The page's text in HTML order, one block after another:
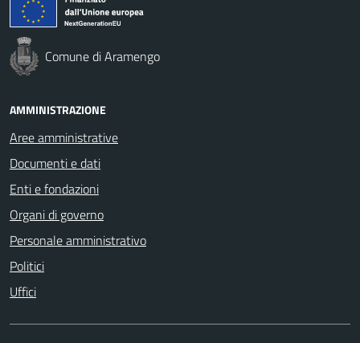
Comune di Aramengo
AMMINISTRAZIONE
Aree amministrative
Documenti e dati
Enti e fondazioni
Organi di governo
Personale amministrativo
Politici
Uffici